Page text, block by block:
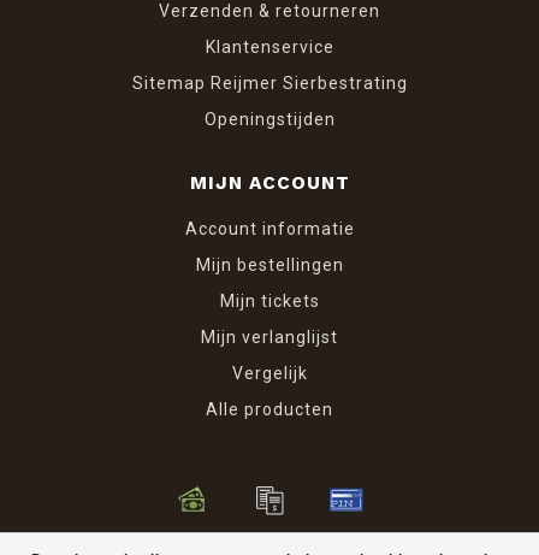
Verzenden & retourneren
Klantenservice
Sitemap Reijmer Sierbestrating
Openingstijden
MIJN ACCOUNT
Account informatie
Mijn bestellingen
Mijn tickets
Mijn verlanglijst
Vergelijk
Alle producten